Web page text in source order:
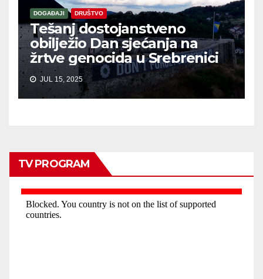
DOGAĐAJI DRUŠTVO
Tešanj dostojanstveno
obilježio Dan sjećanja na
žrtve genocida u Srebrenici
JUL 15, 2025
TV PROGRAM